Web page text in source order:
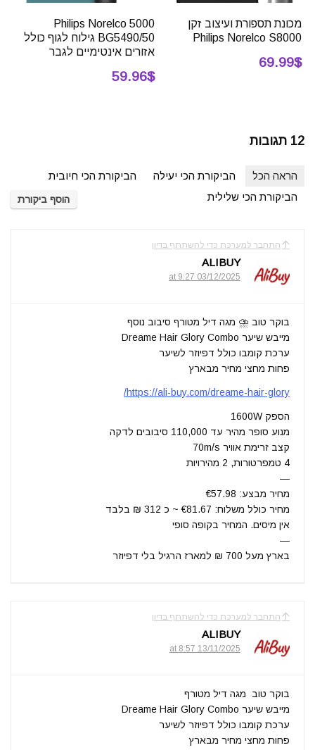
מכונת תספורת ועיצוב זקן
Philips Norelco S8000
69.99$
Philips Norelco 5000
BG5490/50 גילוח לגוף כולל
אזורים אינטימיים לגבר
59.96$
12 תגובות
הראה הכל הביקורת הכי יעילה
הביקורת הכי חיובית
הביקורת הכי שלילית
הוסף ביקורת
התחבר למערכת כדי להשתתף בדיון
ALIBUY
03/12/2025 at 9:27
בוקר טוב ⛈️ מגה דיל מטורף סיבוב נוסף
מייבש שיער Dreame Hair Glory Combo
ערכת קומבו כולל דפיוזר לשיער
פחות מחצי מחיר מבארץ
https://ali-buy.com/dreame-hair-glory/
הספק 1600W
מנוע סופר מהיר עד 110,000 סיבובים לדקה
קצב זרימת אוויר 70m/s
4 טמפרטורות, 2 מהירויות
—
מחיר מבצע: €57.98
מחיר כולל משלוח: €81.67 ~ כ 312 ₪ בלבד
אין מיסים. המחיר בקופה סופי
—
בארץ מעל 700 ₪ למארז הרגיל בלי דפיוזר
התחבר למערכת כדי להשתתף בדיון
ALIBUY
13/11/2025 at 8:57
בוקר טוב ️ מגה דיל מטורף
מייבש שיער Dreame Hair Glory Combo
ערכת קומבו כולל דפיוזר לשיער
פחות מחצי מחיר מבארץ